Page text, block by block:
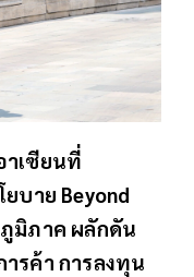
าเซียนที่
บาย Beyond
มิภาค ผลักดัน
รค้า การลงทุน